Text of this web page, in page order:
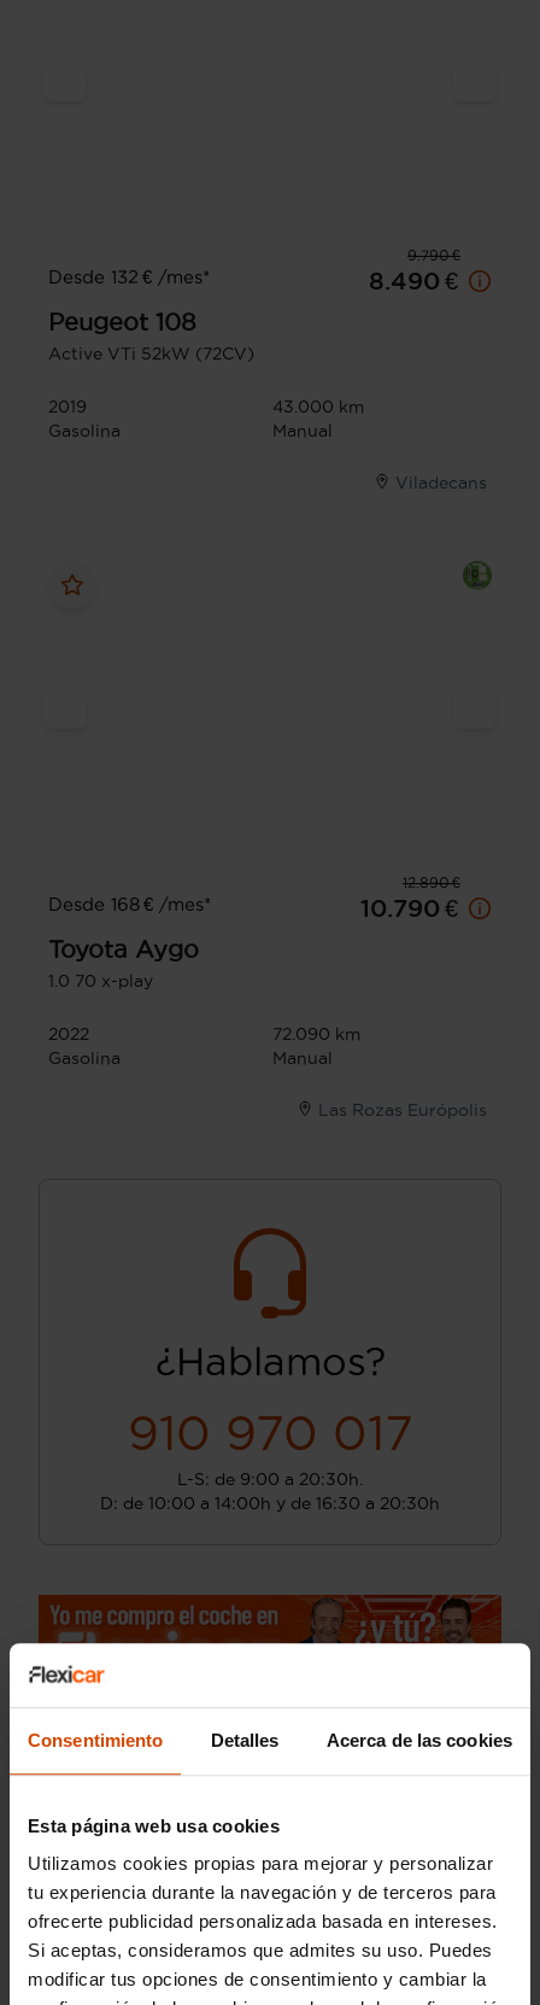
Consentimiento Detalles Acerca de las cookies
Esta página web usa cookies
Utilizamos cookies propias para mejorar y personalizar
tu experiencia durante la navegación y de terceros para
ofrecerte publicidad personalizada basada en intereses.
Si aceptas, consideramos que admites su uso. Puedes
modificar tus opciones de consentimiento y cambiar la
9.790 €
Desde 132 € /mes*
8.490 €
Peugeot 108
Active VTi 52kW (72CV)
2019
43.000 km
Gasolina
Manual
Viladecans
12.890 €
Desde 168 € /mes*
10.790 €
Toyota Aygo
1.0 70 x-play
2022
72.090 km
Gasolina
Manual
Las Rozas Európolis
¿Hablamos?
910 970 017
L-S: de 9:00 a 20:30h.
D: de 10:00 a 14:00h y de 16:30 a 20:30h